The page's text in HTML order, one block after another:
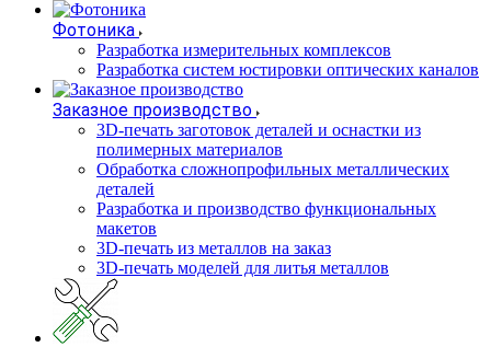
Фотоника
Разработка измерительных комплексов
Разработка систем юстировки оптических каналов
Заказное производство
3D-печать заготовок деталей и оснастки из
полимерных материалов
Обработка сложнопрофильных металлических
деталей
Разработка и производство функциональных
макетов
3D-печать из металлов на заказ
3D-печать моделей для литья металлов